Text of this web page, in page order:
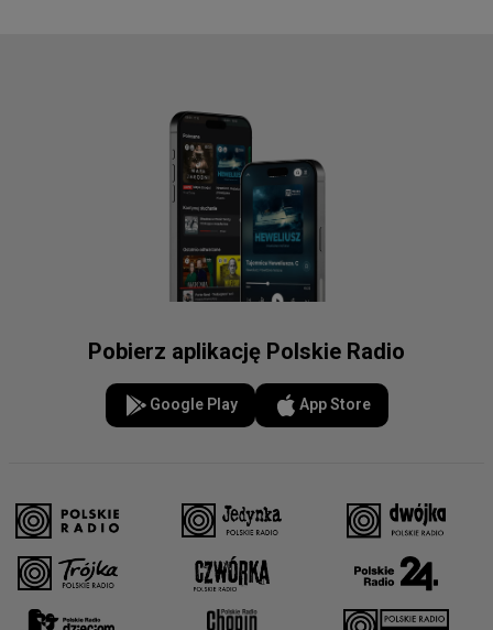
Pobierz aplikację Polskie Radio
Google Play App Store